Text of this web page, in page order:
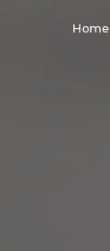
Home